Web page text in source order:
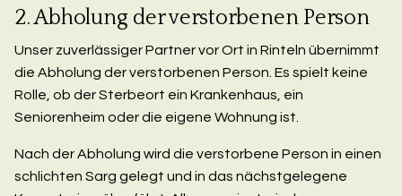
2. Abholung der verstorbenen Person
Unser zuverlässiger Partner vor Ort in Rinteln übernimmt
die Abholung der verstorbenen Person. Es spielt keine
Rolle, ob der Sterbeort ein Krankenhaus, ein
Seniorenheim oder die eigene Wohnung ist.
Nach der Abholung wird die verstorbene Person in einen
schlichten Sarg gelegt und in das nächstgelegene